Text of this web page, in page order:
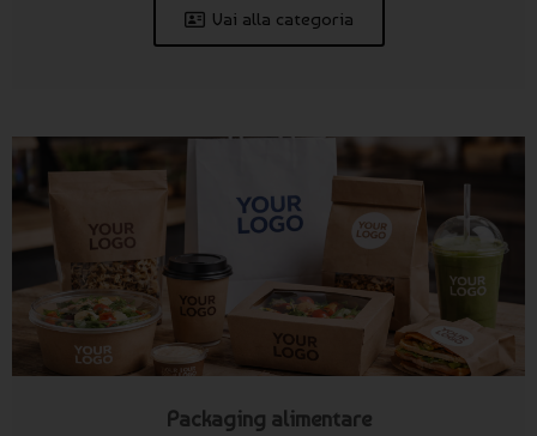
Vai alla categoria
Packaging alimentare